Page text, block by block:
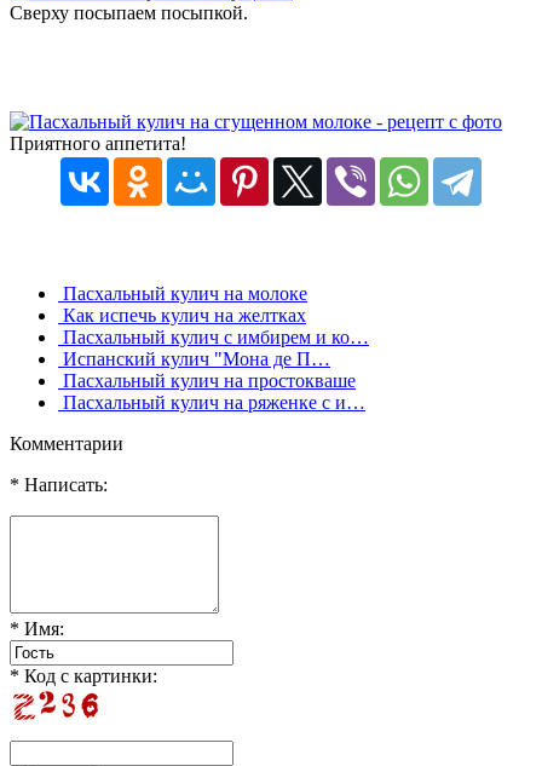
Сверху посыпаем посыпкой.
Приятного аппетита!
Пасхальный кулич на молоке
Как испечь кулич на желтках
Пасхальный кулич с имбирем и ко…
Испанский кулич "Мона де П…
Пасхальный кулич на простокваше
Пасхальный кулич на ряженке с и…
Комментарии
* Написать:
* Имя:
* Код с картинки: